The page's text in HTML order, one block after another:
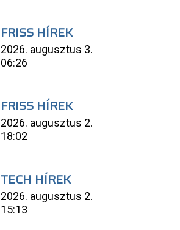
FRISS HÍREK
2026. augusztus 3.
06:26
FRISS HÍREK
2026. augusztus 2.
18:02
TECH HÍREK
2026. augusztus 2.
15:13